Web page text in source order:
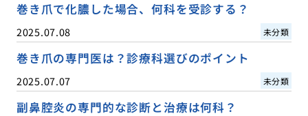
巻き爪で化膿した場合、何科を受診する？
2025.07.08 未分類
巻き爪の専門医は？診療科選びのポイント
2025.07.07 未分類
副鼻腔炎の専門的な診断と治療は何科？